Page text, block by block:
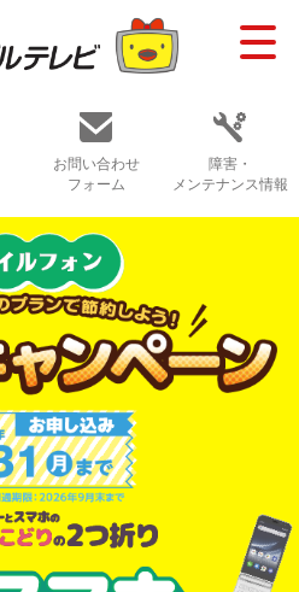
お問い合わせ
フォーム
障害・
メンテナンス情報